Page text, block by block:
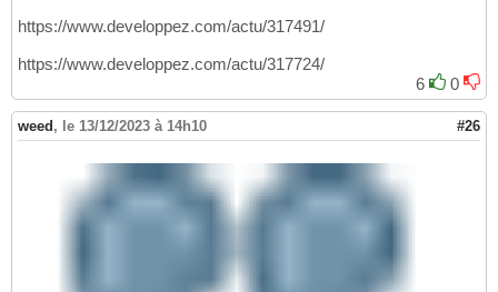
https://www.developpez.com/actu/317491/
https://www.developpez.com/actu/317724/
6
0
weed, le 13/12/2023 à 14h10 #26